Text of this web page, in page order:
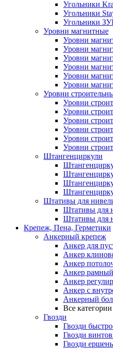
Угольники
Угольники
Угольники
Уровни магнитные
Уровни
Уровни
Уровни
Уровни
Уровни
Уровни
Уровни
Уровни
Уровни
Уровни
Уровни
Уровни
Уровни
Штангенциркули
Штативы для
Штативы для
Штативы для
Крепеж, Пена, Герметики
Анкерный крепеж
Анкер для
Анкер
Анкер
Анкер рамный
Анкер
Анкер с
Анкерный
Все
Гвозди
Гвозди
Гвозди
Гвозди